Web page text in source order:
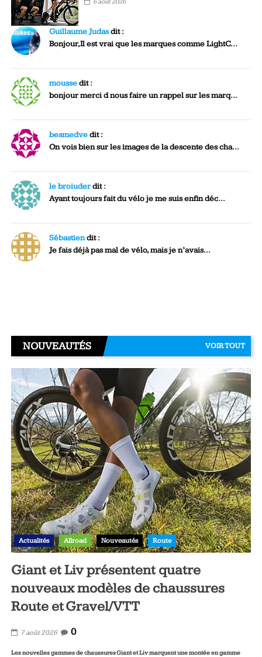
Guillaume Judasdit :
Bonjour,Il est vrai que les marques comme LightC...
moussedit :
bonjour merci d nous faire un rappel sur les marq...
besmedvedit :
On vois bien sur les images de la descente des cha...
le broiuderdit :
Ayant toujours fait du vélo je me suis enfin déc...
Sébastiendit :
Je fais déjà pas mal de vélo, mais je n’avais...
NOUVEAUTÉS VOIR TOUT
Actualités Allroad Nouveautés Route
Giant et Liv présentent quatre
nouveaux modèles de chaussures
Route et Gravel/VTT
7 août 2026 0
Les nouvelles gammes de chaussures Giant et Liv marquent une montée en gamme